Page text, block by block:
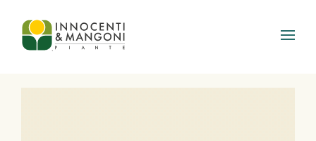
Skip to main content